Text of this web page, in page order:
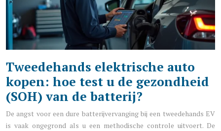
Tweedehands elektrische auto
kopen: hoe test u de gezondheid
(SOH) van de batterij?
De angst voor een dure batterijvervanging bij een tweedehands EV
is vaak ongegrond als u een methodische controle uitvoert. De